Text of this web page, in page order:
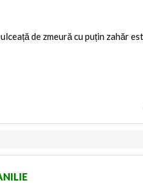
de zmeură cu puțin zahăr